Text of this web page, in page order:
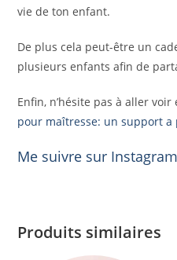
vie de ton enfant.
De plus cela peut-être un
plusieurs enfants afin de
Enfin, n’hésite pas à aller voir
pour maîtresse: un support a
Me suivre sur
Produits similaires